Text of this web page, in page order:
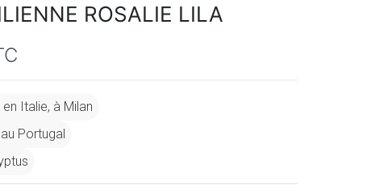
ROSALIE LILA
Italie, à Milan
Portugal